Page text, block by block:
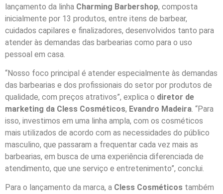
lançamento da linha Charming Barbershop, composta
inicialmente por 13 produtos, entre itens de barbear,
cuidados capilares e finalizadores, desenvolvidos tanto para
atender às demandas das barbearias como para o uso
pessoal em casa.
“Nosso foco principal é atender especialmente às demandas
das barbearias e dos profissionais do setor por produtos de
qualidade, com preços atrativos”, explica o diretor de
marketing da Cless Cosméticos, Evandro Madeira. “Para
isso, investimos em uma linha ampla, com os cosméticos
mais utilizados de acordo com as necessidades do público
masculino, que passaram a frequentar cada vez mais as
barbearias, em busca de uma experiência diferenciada de
atendimento, que une serviço e entretenimento”, conclui.
Para o lançamento da marca, a Cless Cosméticos também